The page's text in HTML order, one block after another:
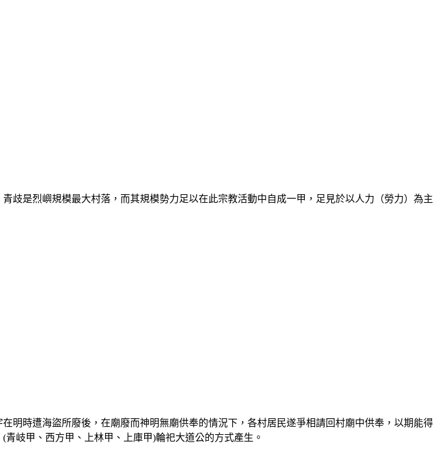
是烈嶼規模最大村落，而其規模勢力足以在此宗教活動中自成一甲，足見於以人力（勞力）為主
時遭海盜所廢後，在廟廢而神明無廟供奉的情況下，各村居民遂爭相請回村廟中供奉，以期能得
岐甲、西方甲、上林甲、上庫甲)輪祀大道公的方式產生。